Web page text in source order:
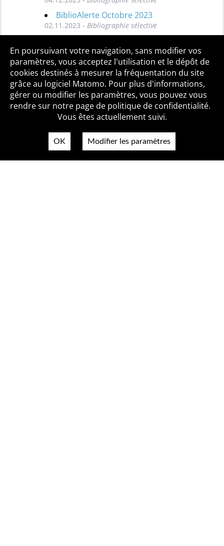
BiblioAlerte Octobre 2023
02.11.2023 - Bibliographie sélective
Toutes les BiblioAlertes
Qui sommes-nous ? Mentions légales
Accessibilité
Politique de confidentialité
Contact
En poursuivant votre navigation, sans modifier vos
paramètres, vous acceptez l'utilisation et le dépôt de
cookies destinés à mesurer la fréquentation du site
grâce au logiciel Matomo. Pour plus d'informations,
gérer ou modifier les paramètres, vous pouvez vous
rendre sur notre page de politique de confidentialité.
Vous êtes actuellement suivi.
OK Modifier les paramètres